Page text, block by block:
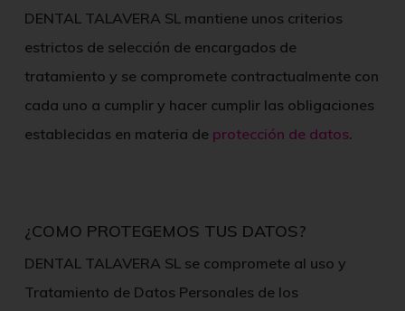
DENTAL TALAVERA SLmantiene unos criterios
estrictos de selección de encargados de
tratamiento y se compromete contractualmente con
cada uno a cumplir y hacer cumplir las obligaciones
establecidas en materia de protección de datos.
¿COMO PROTEGEMOS TUS DATOS?
DENTAL TALAVERA SLse compromete al uso y
Tratamiento de Datos Personales de los